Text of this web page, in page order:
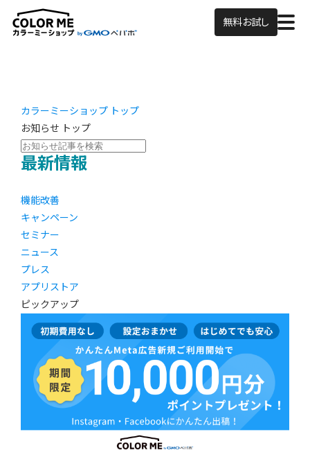
無料お試し
カラーミーショップ トップ
お知らせ トップ
最新情報
機能改善
キャンペーン
セミナー
ニュース
プレス
アプリストア
ピックアップ